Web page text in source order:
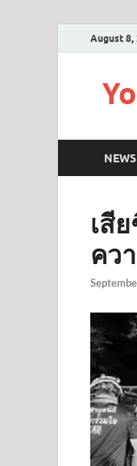
August 8,
NEWS
เสี
คว